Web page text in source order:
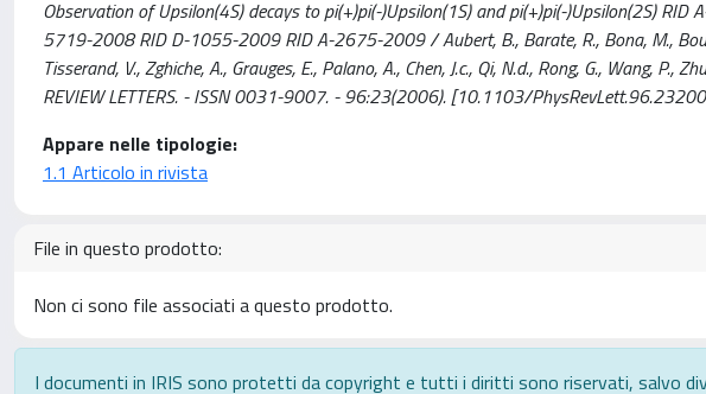
Observation of Upsilon(4S) decays to pi(+)pi(-)Upsilon(1S) and pi(+)pi(-)Upsilon(2S)
5719-2008 RID D-1055-2009 RID A-2675-2009 / Aubert, B., Barate, R., Bona, M.,
Tisserand, V., Zghiche, A., Grauges, E., Palano, A., Chen, J.c., Qi, N.d., Rong, G., Wang, P.,
REVIEW LETTERS. - ISSN 0031-9007. - 96:23(2006). [10.1103/
Appare nelle tipologie:
1.1 Articolo in rivista
File in questo prodotto:
Non ci sono file associati a questo prodotto.
I documenti in IRIS sono protetti da copyright e tutti i diritti sono riservati, salvo